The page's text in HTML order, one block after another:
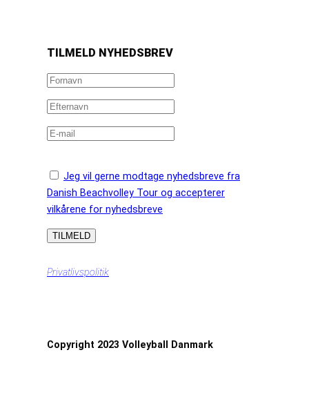
TILMELD NYHEDSBREV
Jeg vil gerne modtage nyhedsbreve fra
Danish Beachvolley Tour og accepterer
vilkårene for nyhedsbreve
Privatlivspolitik
Copyright 2023 Volleyball Danmark